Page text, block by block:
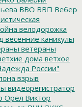
ВВО ВВП Вебер
велодорожка
весенние каникулы
ветераны
дома ветхое
России"
взрыв
видеорегистратор
Орёл Виктор